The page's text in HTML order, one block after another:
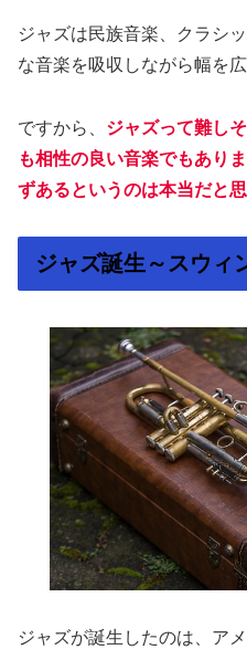
ジャズは民族音楽、クラシ
な音楽を吸収しながら幅を
ですから、 ジャズって難し
も相性の良い音楽でもあり
ずあるというのは本当だと
ジャズ誕生～スウィ
ジャズが誕生したのは、ア